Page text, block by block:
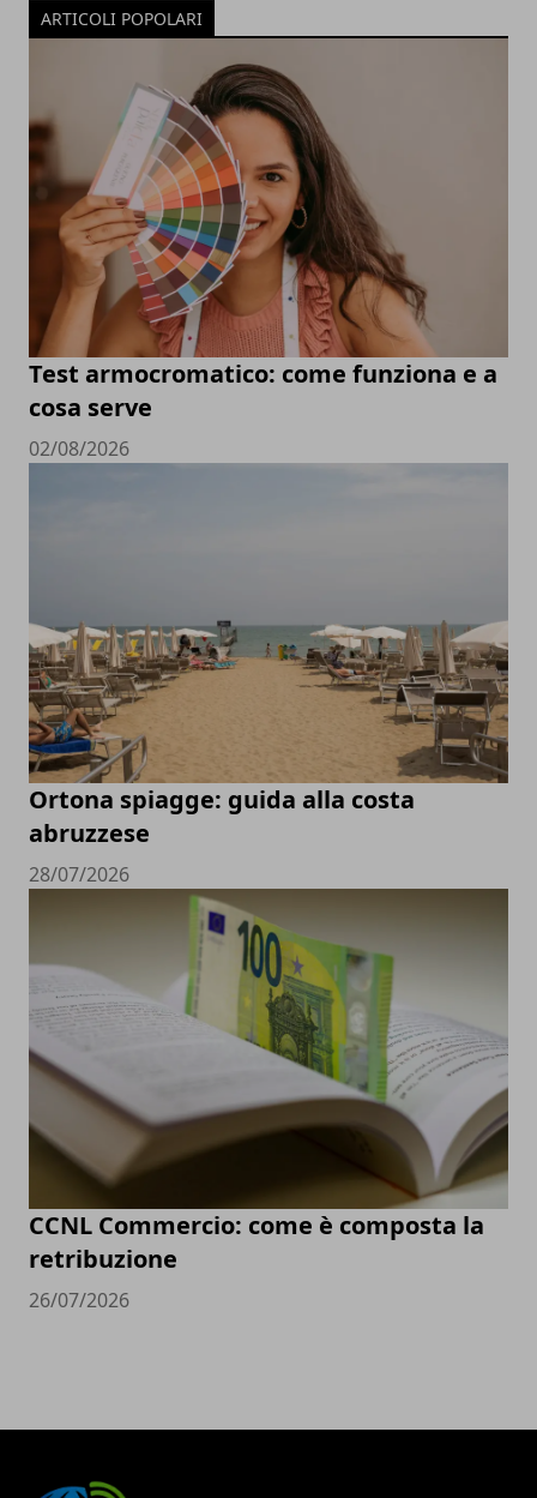
ARTICOLI POPOLARI
Test armocromatico: come funziona e a
cosa serve
02/08/2026
Ortona spiagge: guida alla costa
abruzzese
28/07/2026
CCNL Commercio: come è composta la
retribuzione
26/07/2026